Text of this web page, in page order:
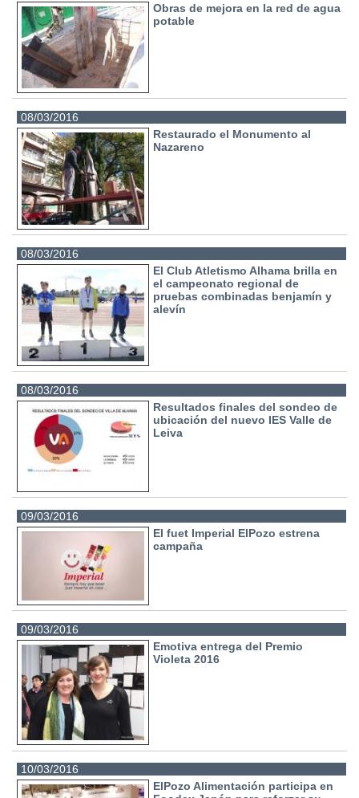
Obras de mejora en la red de agua
potable
08/03/2016
Restaurado el Monumento al
Nazareno
08/03/2016
El Club Atletismo Alhama brilla en
el campeonato regional de
pruebas combinadas benjamín y
alevín
08/03/2016
Resultados finales del sondeo de
ubicación del nuevo IES Valle de
Leiva
09/03/2016
El fuet Imperial ElPozo estrena
campaña
09/03/2016
Emotiva entrega del Premio
Violeta 2016
10/03/2016
ElPozo Alimentación participa en